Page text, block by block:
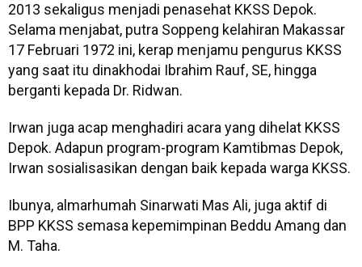
2013 sekaligus menjadi penasehat KKSS Depok.
Selama menjabat, putra Soppeng kelahiran Makassar
17 Februari 1972 ini, kerap menjamu pengurus KKSS
yang saat itu dinakhodai Ibrahim Rauf, SE, hingga
berganti kepada Dr. Ridwan.
Irwan juga acap menghadiri acara yang dihelat KKSS
Depok. Adapun program-program Kamtibmas Depok,
Irwan sosialisasikan dengan baik kepada warga KKSS.
Ibunya, almarhumah Sinarwati Mas Ali, juga aktif di
BPP KKSS semasa kepemimpinan Beddu Amang dan
M. Taha.